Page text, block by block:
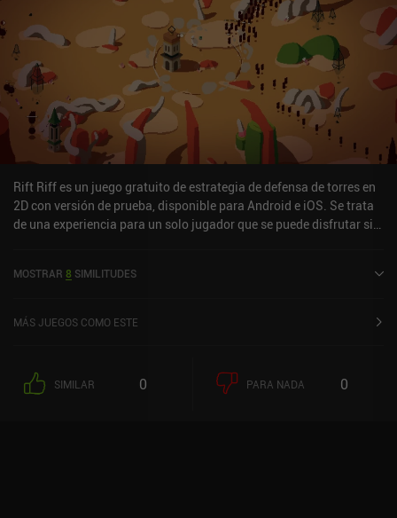
Rift Riff es un juego gratuito de estrategia de defensa de torres en
2D con versión de prueba, disponible para Android e iOS. Se trata
de una experiencia para un solo jugador que se puede disfrutar sin
se lanzó en octubre de 2025 y cuenta actualmente con una
App Store de iOS.
MOSTRAR 8 SIMILITUDES
MÁS JUEGOS COMO ESTE
SIMILAR 0 PARA NADA 0